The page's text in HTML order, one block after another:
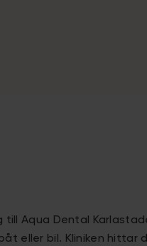
Aqua Dental
eller bil. Kliniken hittar